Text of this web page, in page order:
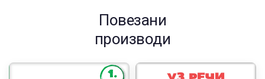
Повезани
производи